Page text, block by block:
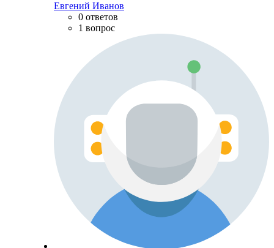
Евгений Иванов
0 ответов
1 вопрос